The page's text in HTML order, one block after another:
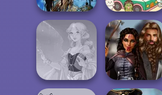
Avatar Na'vi
Warriors Saga
Purr-fect Scoops